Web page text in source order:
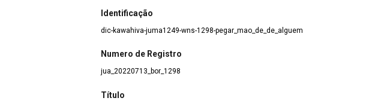
Identificação
dic-kawahiva-juma1249-wns-1298-pegar_mao_de_de_alguem
Numero de Registro
jua_20220713_bor_1298
Título